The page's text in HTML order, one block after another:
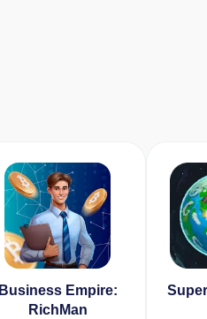
Business Empire:
RichMan